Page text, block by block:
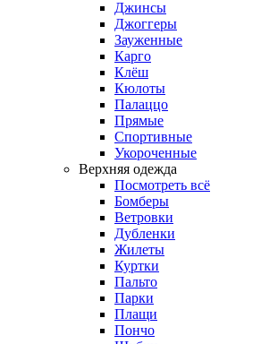
Джинсы
Джоггеры
Зауженные
Карго
Клёш
Кюлоты
Палаццо
Прямые
Спортивные
Укороченные
Верхняя одежда
Посмотреть всё
Бомберы
Ветровки
Дубленки
Жилеты
Куртки
Пальто
Парки
Плащи
Пончо